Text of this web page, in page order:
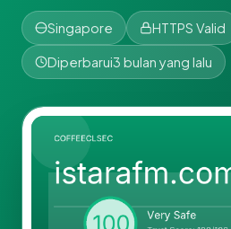
Singapore HTTPS Valid
Diperbarui3 bulan yang lalu